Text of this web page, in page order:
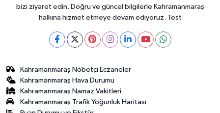
bizi ziyaret edin. Doğru ve güncel bilgilerle Kahramanmaraş
halkına hizmet etmeye devam ediyoruz. Test
Kahramanmaraş Nöbetçi Eczaneler
Kahramanmaraş Hava Durumu
Kahramanmaraş Namaz Vakitleri
Kahramanmaraş Trafik Yoğunluk Haritası